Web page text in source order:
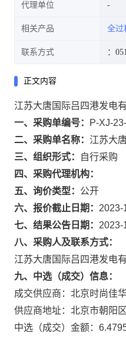
代理单位
相关产品 全过
联系方式 ：
正文内容
江苏大唐国际吕四港发电
一、采购单编号：
P-XJ-
二、采购单名称： 江苏大
三、组织形式：
自行采购
四、采购代理机构：
五、询价类型： 公开
六、报价截止日期： 2023-
七、结果公告日期： 2023-
八、采购人及联系方式：
江苏大唐国际吕四港发电
九、中选（成交）信息：
成交供应商：北京时尚佳
供应商地址：北京市朝阳
中选（成交）金额：